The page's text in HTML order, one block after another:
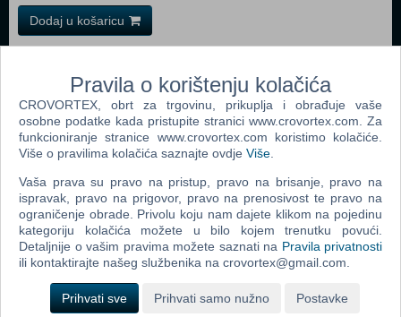
Dodaj u košaricu
LEGO Duplo Osnovne kocke 6176
LEGO Policijska postaja 60047
LEGO Duplo Kreativna kutija za slaganje 10618
LEGO Vatrogasna postaja 60004
LEGO Delfinov kruzer 41015
LEGO Duplo luksuzna kutija zabave 10580
Pravila o korištenju kolačića
CROVORTEX, obrt za trgovinu, prikuplja i obrađuje vaše
osobne podatke kada pristupite stranici www.crovortex.com. Za
funkcioniranje stranice www.crovortex.com koristimo kolačiće.
Više o pravilima kolačića saznajte ovdje Više
Vaša prava su pravo na pristup, pravo na brisanje, pravo na
ispravak, pravo na prigovor, pravo na prenosivost te pravo na
ograničenje obrade. Privolu koju nam dajete klikom na pojedinu
kategoriju kolačića možete u bilo kojem trenutku povući.
Detaljnije o vašim pravima možete saznati na Pravila privatnosti
ili kontaktirajte našeg službenika na crovortex@gmail.com.
Prihvati sve Prihvati samo nužno Postavke